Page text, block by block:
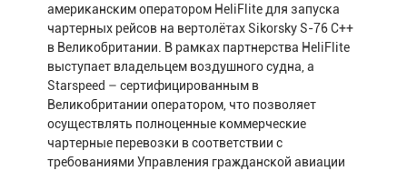
американским оператором HeliFlite для запуска
чартерных рейсов на вертолётах Sikorsky S-76 C++
в Великобритании. В рамках партнерства HeliFlite
выступает владельцем воздушного судна, а
Starspeed – сертифицированным в
Великобритании оператором, что позволяет
осуществлять полноценные коммерческие
чартерные перевозки в соответствии с
требованиями Управления гражданской авиации